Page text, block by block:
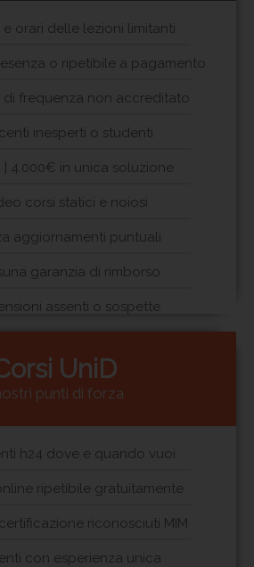
e orari delle lezioni limitanti
o ripetibile a pagamento
di frequenza non accreditato
inesperti o studenti
| 4.000€ in unica soluzione
corsi statici e noiosi
aggiornamenti puntuali
garanzia di rimborso
assenti o sospette
UniD
punti di forza
h24 dove e quando vuoi
ripetibile gratuitamente
riconosciuti MIM
con esperienza unica